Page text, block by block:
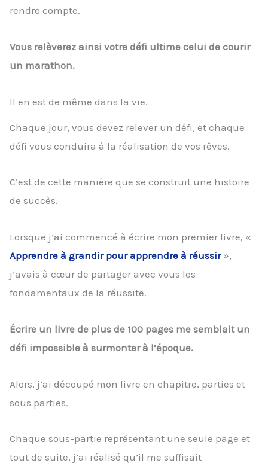
rendre compte.
Vous relèverez ainsi votre défi ultime celui de courir
un marathon.
Il en est de même dans la vie.
Chaque jour, vous devez relever un défi, et chaque
défi vous conduira à la réalisation de vos rêves.
C’est de cette manière que se construit une histoire
de succès.
Lorsque j’ai commencé à écrire mon premier livre, «
Apprendre à grandir pour apprendre à réussir»,
j’avais à cœur de partager avec vous les
fondamentaux de la réussite.
Écrire un livre de plus de 100 pages me semblait un
défi impossible à surmonter à l’époque.
Alors, j’ai découpé mon livre en chapitre, parties et
sous parties.
Chaque sous-partie représentant une seule page et
tout de suite, j’ai réalisé qu’il me suffisait